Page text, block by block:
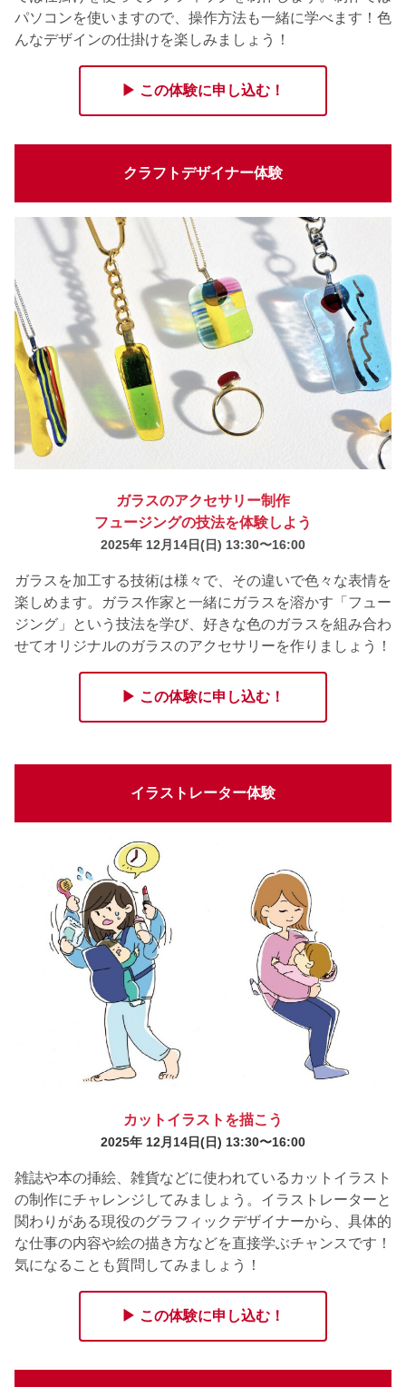
パソコンを使いますので、操作方法も一緒に学べます！色
んなデザインの仕掛けを楽しみましょう！
▶ この体験に申し込む！
クラフトデザイナー体験
ガラスのアクセサリー制作
フュージングの技法を体験しよう
2025年 12月14日(日) 13:30〜16:00
ガラスを加工する技術は様々で、その違いで色々な表情を
楽しめます。ガラス作家と一緒にガラスを溶かす「フュー
ジング」という技法を学び、好きな色のガラスを組み合わ
せてオリジナルのガラスのアクセサリーを作りましょう！
▶ この体験に申し込む！
イラストレーター体験
カットイラストを描こう
2025年 12月14日(日) 13:30〜16:00
雑誌や本の挿絵、雑貨などに使われているカットイラスト
の制作にチャレンジしてみましょう。イラストレーターと
関わりがある現役のグラフィックデザイナーから、具体的
な仕事の内容や絵の描き方などを直接学ぶチャンスです！
気になることも質問してみましょう！
▶ この体験に申し込む！